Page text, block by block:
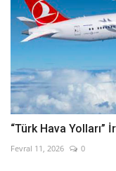
“Türk Hava Yolları”
Fevral 11, 2026 0